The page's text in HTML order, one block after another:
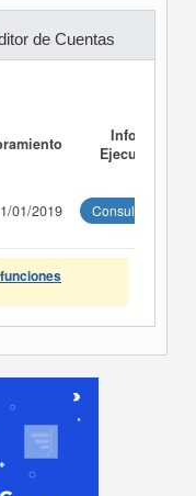
de Cuentas
Informe
Ejecutivo
01/2019 Consultar